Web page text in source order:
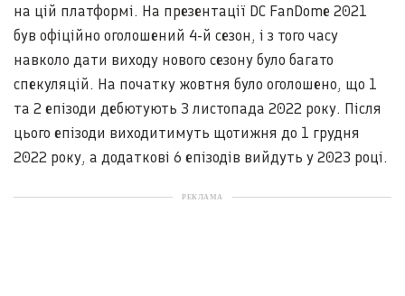
на цій платформі. На презентації DC FanDome 2021
був офіційно оголошений 4-й сезон, і з того часу
навколо дати виходу нового сезону було багато
спекуляцій. На початку жовтня було оголошено, що 1
та 2 епізоди дебютують 3 листопада 2022 року. Після
цього епізоди виходитимуть щотижня до 1 грудня
2022 року, а додаткові 6 епізодів вийдуть у 2023 році.
РЕКЛАМА